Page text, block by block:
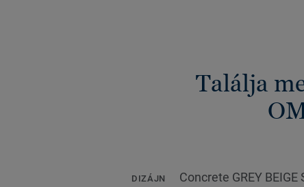
Találja
DIZÁJN Concrete GREY BEIGE